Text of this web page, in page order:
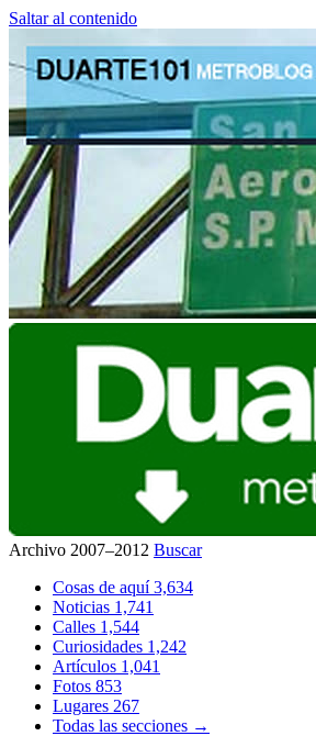
Saltar al contenido
Archivo 2007–2012 Buscar
Cosas de aquí3,634
Noticias 1,741
Calles 1,544
Curiosidades 1,242
Artículos 1,041
Fotos 853
Lugares 267
Todas las secciones →